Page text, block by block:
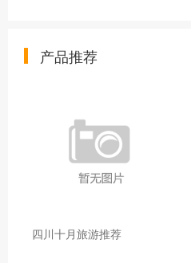
产品推荐
四川十月旅游推荐